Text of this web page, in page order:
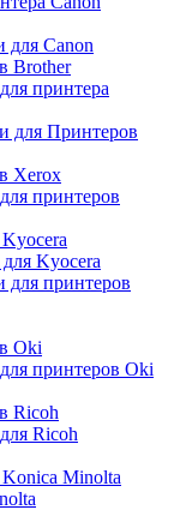
для Сanon
Brother
принтера
для Принтеров
Xerox
принтеров
Kyocera
для принтеров
Oki
принтеров Oki
Ricoh
Ricoh
Minolta